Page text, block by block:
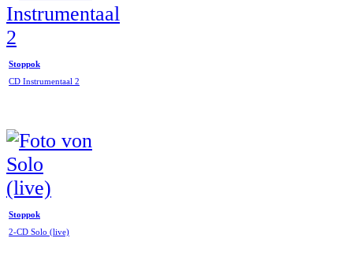
Stoppok
CD Instrumentaal 2
Stoppok
2-CD Solo (live)